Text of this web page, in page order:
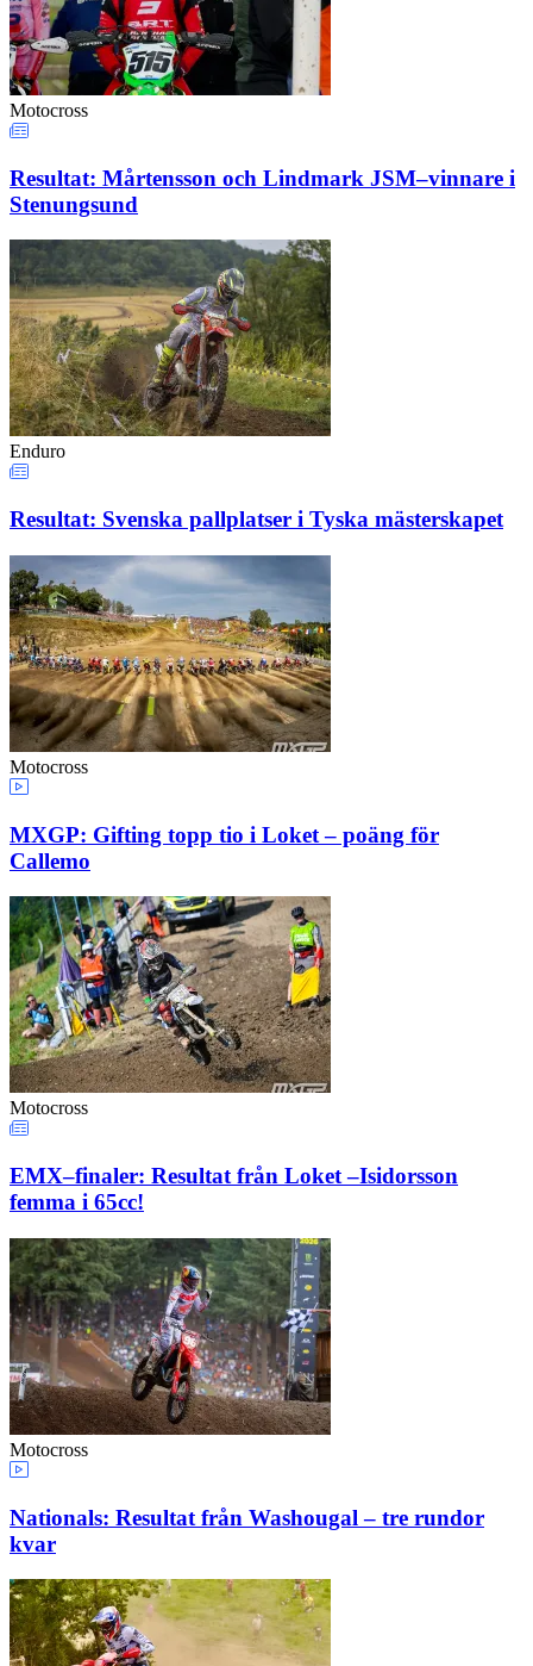
Motocross
Resultat: Mårtensson och Lindmark JSM–vinnare i
Stenungsund
Enduro
Resultat: Svenska pallplatser i Tyska mästerskapet
Motocross
MXGP: Gifting topp tio i Loket – poäng för
Callemo
Motocross
EMX–finaler: Resultat från Loket –Isidorsson
femma i 65cc!
Motocross
Nationals: Resultat från Washougal – tre rundor
kvar